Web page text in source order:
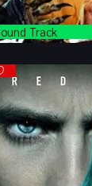
Track